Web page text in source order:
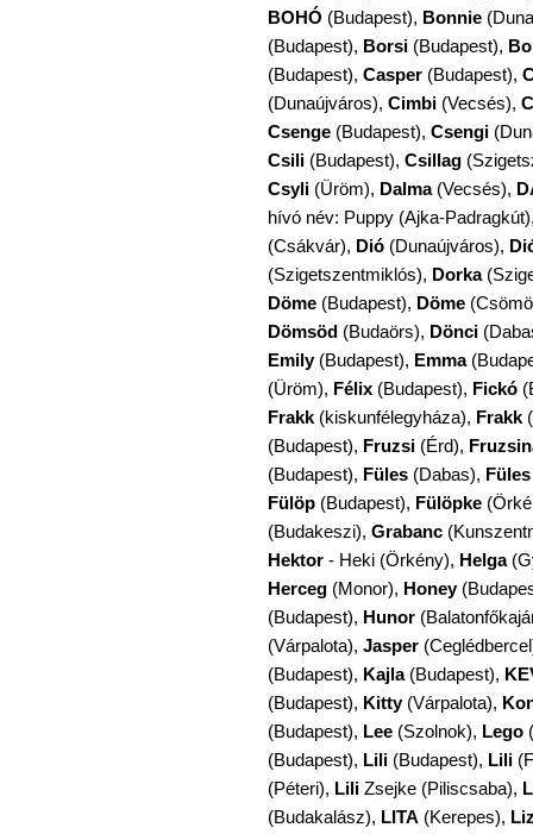
BOHÓ (Budapest), Bonnie
(Budapest), Borsi (Budapest),
(Budapest), Casper (Budapest),
(Dunaújváros), Cimbi (Vecsés),
Csenge (Budapest), Csengi
Csili (Budapest), Csillag
Csyli (Üröm), Dalma(Vecsés),
hívó név: Puppy (Ajka-
(Csákvár), Dió (Dunaújváros),
(Szigetszentmiklós), Dorka
Döme (Budapest), Döme
Dömsöd (Budaörs), Dönci
Emily(Budapest), Emma
(Üröm), Félix (Budapest), Fickó
Frakk (kiskunfélegyháza), Frakk
(Budapest), Fruzsi (Érd),
(Budapest), Füles (Dabas), Füles
Fülöp (Budapest), Fülöpke
(Budakeszi), Grabanc
Hektor - Heki (Örkény), Helga
Herceg (Monor), Honey
(Budapest), Hunor
(Várpalota), Jasper
(Budapest), Kajla(Budapest),
(Budapest), Kitty(Várpalota),
(Budapest), Lee (Szolnok), Lego
(Budapest), Lili (Budapest), Lili
(Péteri), Lili Zsejke (Piliscsaba),
(Budakalász), LITA (Kerepes),